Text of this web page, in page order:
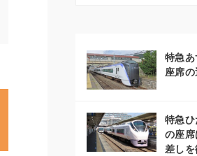
特急
座席
特急
の座席
差し